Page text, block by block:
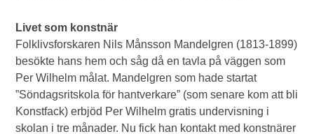
Livet som konstnär
Folklivsforskaren Nils Månsson Mandelgren (1813-1899)
besökte hans hem och såg då en tavla på väggen som
Per Wilhelm målat. Mandelgren som hade startat
”Söndagsritskola för hantverkare” (som senare kom att bli
Konstfack) erbjöd Per Wilhelm gratis undervisning i
skolan i tre månader. Nu fick han kontakt med konstnärer